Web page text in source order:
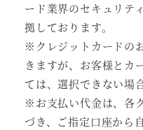
ード業界のセキュリテ
拠しております。
※クレジットカードの
きますが、お客様とカ
ては、選択できない場
※お支払い代金は、各
づき、ご指定口座から